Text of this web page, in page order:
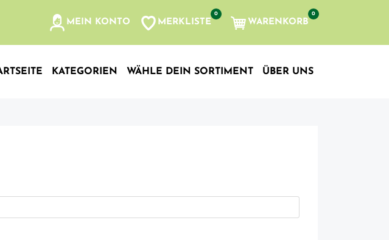
Wein, Fleisch, Keramik, Holz, etc...
MEIN KONTO MERKLISTE
0
WARENKORB
0
KATEGORIEN WÄHLE DEIN SORTIMENT ÜBER UNS